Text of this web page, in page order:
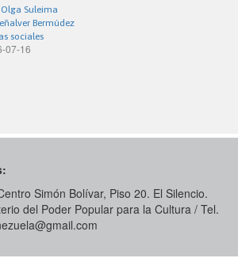
Suleima
Bermúdez
sociales
07-16
Simón Bolívar, Piso 20. El Silencio.
del Poder Popular para la Cultura / Tel.